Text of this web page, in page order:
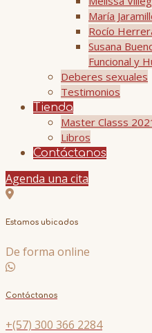
María
Rocío
Susana
Funcional y
Deberes sexuales
Testimonios
Tienda
Master Classs
Libros
Contáctanos
Agenda una cita
Estamos ubicados
De forma online
Contáctanos
+(57) 300 366 2284